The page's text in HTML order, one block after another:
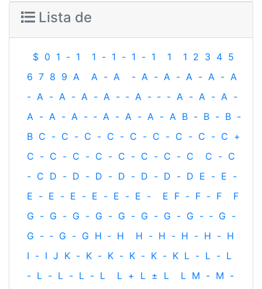
Lista de
$ 0 1 - 1 1 - 1 - 1 - 1 1 1 2 3 4 5
6 7 8 9 A A - A - A - A - A - A - A
- A - A - A - A - ‐ A - ‐ - A - A - A -
A - A - A - ‐ A - A - A - A B - B - B -
B C - C - C - C - C - C - C - C - C +
C - C - C - C - C - C - C - C C - C
- C D - D - D - D - D - D - D E - E -
E - E - E - E - E - E - E F - F - F
F
G - G - G - G - G - G - G - G - ‐ G -
G - ‐ G - G H ‐ H H - H - H - H - H
I - I J K - K - K - K - K - K L - L - L
- L - L - L - L L + L ± L L M - M -